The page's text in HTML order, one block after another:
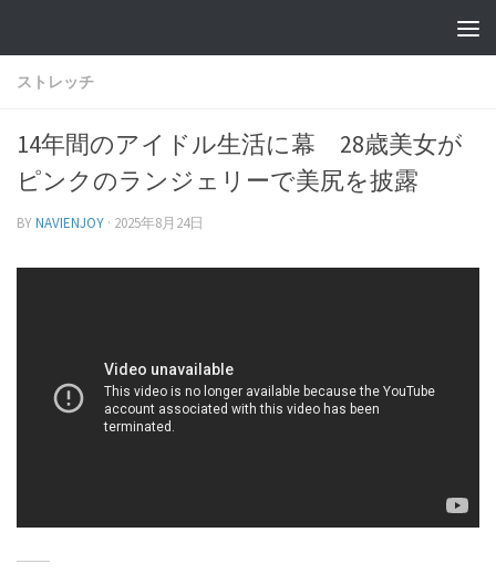
ストレッチ
14年間のアイドル生活に幕 28歳美女が
ピンクのランジェリーで美尻を披露
BYNAVIENJOY · 2025年8月24日